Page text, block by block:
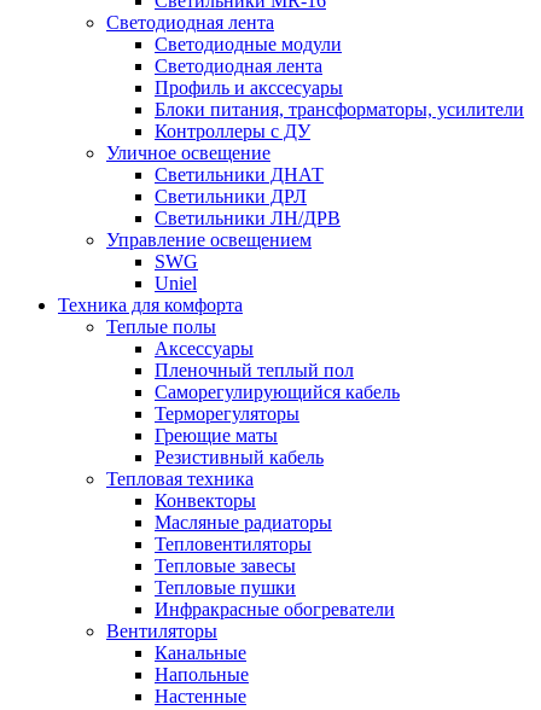
Светодиодная лента
Светодиодные модули
Светодиодная лента
Профиль и акссесуары
Блоки питания, трансформаторы, усилители
Контроллеры с ДУ
Уличное освещение
Светильники ДНАТ
Светильники ДРЛ
Светильники ЛН/ДРВ
Управление освещением
SWG
Uniel
Техника для комфорта
Теплые полы
Аксессуары
Пленочный теплый пол
Саморегулирующийся кабель
Терморегуляторы
Греющие маты
Резистивный кабель
Тепловая техника
Конвекторы
Масляные радиаторы
Тепловентиляторы
Тепловые завесы
Тепловые пушки
Инфракрасные обогреватели
Вентиляторы
Канальные
Напольные
Настенные